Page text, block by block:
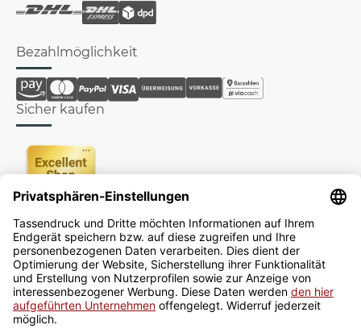
Bezahlmöglichkeit
Sicher kaufen
Newsletter